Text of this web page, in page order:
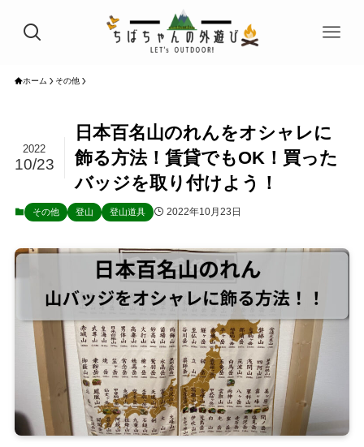
ホーム その他
日本百名山のれんをオシャレに
飾る方法！賃貸でもOK！買った
バッジを取り付けよう！
2022
10/23
その他 登山 登山道具 2022年10月23日